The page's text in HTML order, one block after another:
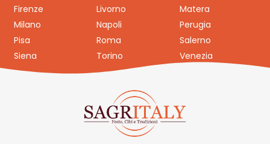
Firenze
Livorno
Matera
Milano
Napoli
Perugia
Pisa
Roma
Salerno
Siena
Torino Venezia